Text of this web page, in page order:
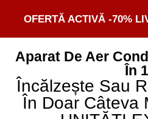
OFERTĂ ACTIVĂ -70%
Aparat De Aer
În 1
Încălzește Sau
În Doar Câteva